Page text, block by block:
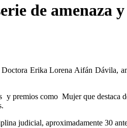
de amenaza
Erika Lorena Aifán Dávila,
premios como Mujer que destaca
judicial, aproximadamente 30